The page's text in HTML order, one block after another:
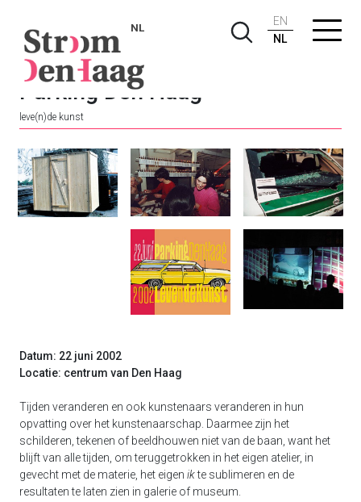
NL
EN
NL
Parking Den Haag
leve(n)de kunst
Datum: 22 juni 2002
Locatie: centrum van Den Haag
Tijden veranderen en ook kunstenaars veranderen in hun
opvatting over het kunstenaarschap. Daarmee zijn het
schilderen, tekenen of beeldhouwen niet van de baan, want het
blijft van alle tijden, om teruggetrokken in het eigen atelier, in
gevecht met de materie, het eigen ikte sublimeren en de
resultaten te laten zien in galerie of museum.